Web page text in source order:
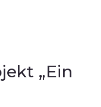
„Ein